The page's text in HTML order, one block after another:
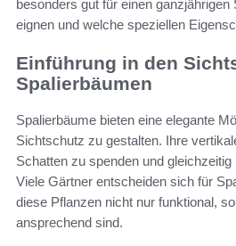
besonders gut für einen
eignen und welche speziellen
Einführung in den
Spalierbäumen
Spalierbäume bieten eine elegante
Sichtschutz zu gestalten. Ihre
Schatten zu spenden und
Viele Gärtner entscheiden sich für
diese Pflanzen nicht nur funktional,
ansprechend sind.